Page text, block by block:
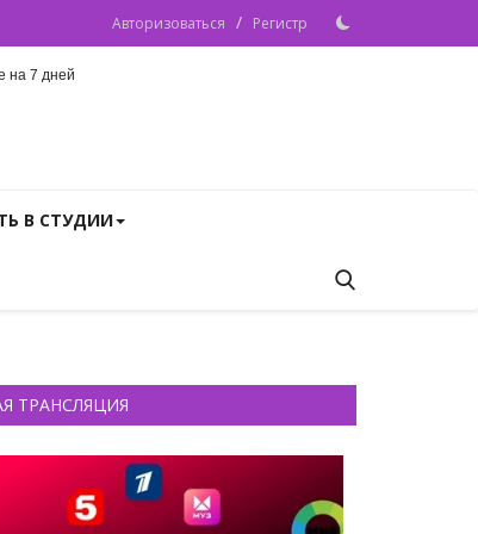
Авторизоваться / Регистр
на 7 дней
В СТУДИИ
ТРАНСЛЯЦИЯ